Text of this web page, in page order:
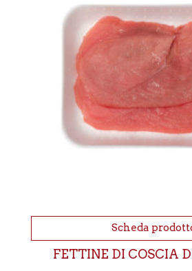
Scheda
FETTINE DI COSCIA